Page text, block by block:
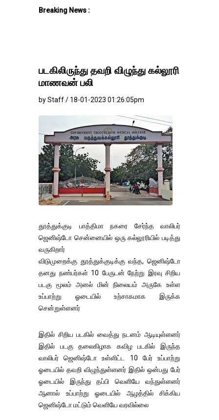
Breaking News :
படகிலிருந்து தவறி விழுந்து கல்லூரி
மாணவன் பலி
by Staff / 18-01-2023 01:26:05pm
தூத்துக்குடி பாத்திமா நகரை சேர்ந்த வாலிபர்
ஜெனிஷ்டோ சென்னையில் ஒரு கல்லூரியில் படித்து
வருகிறார்
விடுமுறைக்கு தூத்துக்குடிக்கு வந்த, ஜெனிஷ்டோ
தனது நண்பர்கள் 10 பேருடன் நேற்று இரவு சிறிய
படகு மூலம் அனல் மின் நிலையம் அருகே உள்ள
உப்பாற்று ஓடையில் உற்சாகமாக இருக்க
சென்றுள்ளனர்
இதில் சிறிய படகில் வைத்து நடனம் ஆடியுள்ளனர்
இதில் படகு தலைகிழாக கவிழ படகில் இருந்த
வாலிபர் ஜெனிஷ்டோ உள்ளிட்ட 10 பேர் உப்பாற்று
ஓடையில் தவறி விழுந்துள்ளனர் இதில் ஒன்பது பேர்
ஓடையில் இருந்து தப்பி வெளியே வந்துள்ளனர்
ஆனால் உப்பாற்று ஓடையில் ஆழத்தில் சிக்கிய
ஜெனிஷ்டோ மட்டும் வெளியே வரவில்லை